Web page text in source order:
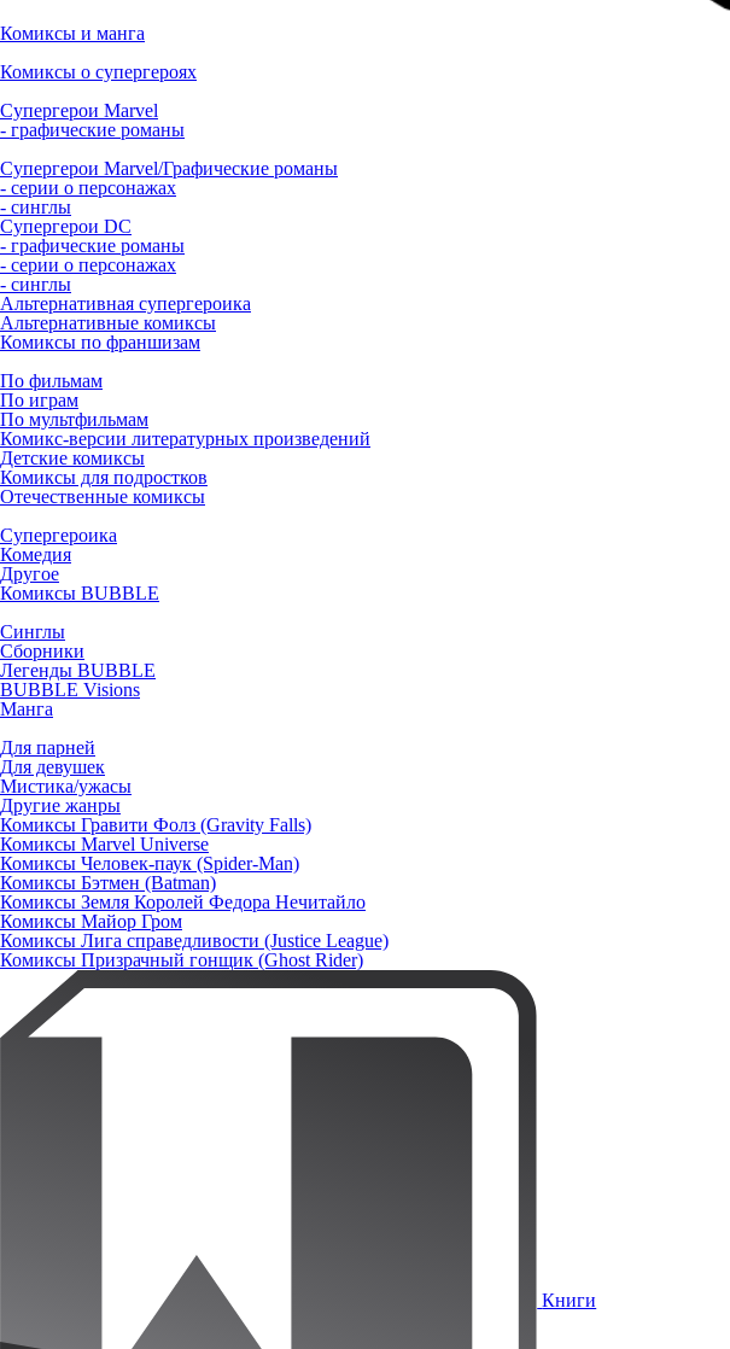
Комиксы и манга
Комиксы о супергероях
Супергерои Marvel
- графические романы
Супергерои Marvel/Графические романы
- серии о персонажах
- синглы
Супергерои DC
- графические романы
- серии о персонажах
- синглы
Альтернативная супергероика
Альтернативные комиксы
Комиксы по франшизам
По фильмам
По играм
По мультфильмам
Комикс-версии литературных произведений
Детские комиксы
Комиксы для подростков
Отечественные комиксы
Супергероика
Комедия
Другое
Комиксы BUBBLE
Синглы
Сборники
Легенды BUBBLE
BUBBLE Visions
Манга
Для парней
Для девушек
Мистика/ужасы
Другие жанры
Комиксы Гравити Фолз (Gravity Falls)
Комиксы Marvel Universe
Комиксы Человек-паук (Spider-Man)
Комиксы Бэтмен (Batman)
Комиксы Земля Королей Федора Нечитайло
Комиксы Майор Гром
Комиксы Лига справедливости (Justice League)
Комиксы Призрачный гонщик (Ghost Rider)
Книги